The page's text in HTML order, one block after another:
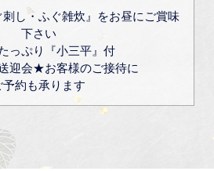
し・ふぐ雑炊』をお昼にご賞味
下さい
っぷり『小三平』付
迎会★お客様のご接待に
予約も承ります